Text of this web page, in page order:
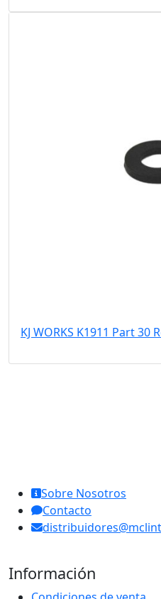
KJ WORKS K1911 Part 30
Sobre Nosotros
Contacto
Información